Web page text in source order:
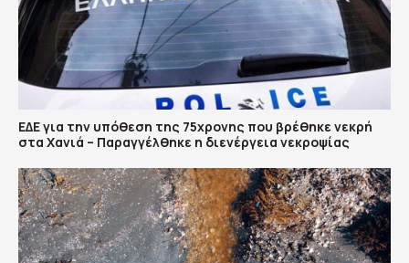
ΕΔΕ για την υπόθεση της 75χρονης που βρέθηκε νεκρή
στα Χανιά – Παραγγέλθηκε η διενέργεια νεκροψίας